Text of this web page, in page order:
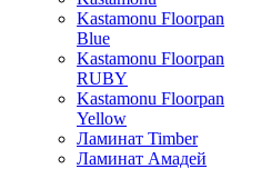
Kastamonu Floorpan
Blue
Kastamonu Floorpan
RUBY
Kastamonu Floorpan
Yellow
Ламинат Timber
Ламинат Амадей